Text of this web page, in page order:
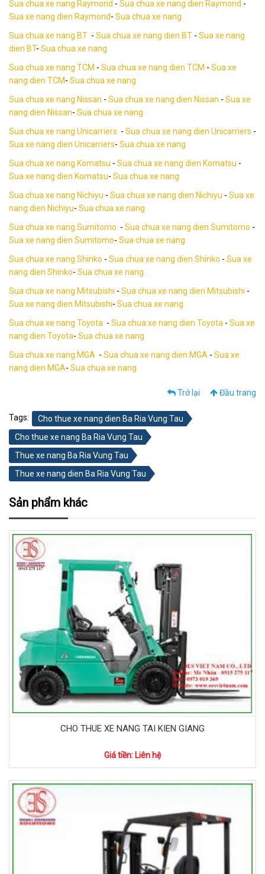
Sua chua xe nang Raymond - Sua chua xe nang dien Raymond -
Sua xe nang dien Raymond- Sua chua xe nang
Sua chua xe nang BT - Sua chua xe nang dien BT - Sua xe nang
dien BT- Sua chua xe nang
Sua chua xe nang TCM - Sua chua xe nang dien TCM - Sua xe
nang dien TCM- Sua chua xe nang
Sua chua xe nang Nissan - Sua chua xe nang dien Nissan - Sua xe
nang dien Nissan- Sua chua xe nang
Sua chua xe nang Unicarriers - Sua chua xe nang dien Unicarriers -
Sua xe nang dien Unicarriers- Sua chua xe nang
Sua chua xe nang Komatsu - Sua chua xe nang dien Komatsu -
Sua xe nang dien Komatsu- Sua chua xe nang
Sua chua xe nang Nichiyu - Sua chua xe nang dien Nichiyu - Sua xe
nang dien Nichiyu- Sua chua xe nang
Sua chua xe nang Sumitomo - Sua chua xe nang dien Sumitomo -
Sua xe nang dien Sumitomo- Sua chua xe nang
Sua chua xe nang Shinko - Sua chua xe nang dien Shinko - Sua xe
nang dien Shinko- Sua chua xe nang
Sua chua xe nang Mitsubishi - Sua chua xe nang dien Mitsubishi -
Sua xe nang dien Mitsubishi- Sua chua xe nang
Sua chua xe nang Toyota - Sua chua xe nang dien Toyota - Sua xe
nang dien Toyota- Sua chua xe nang
Sua chua xe nang MGA - Sua chua xe nang dien MGA - Sua xe
nang dien MGA- Sua chua xe nang
Trở lại Đầu trang
Tags:
Cho thue xe nang dien Ba Ria Vung Tau
Cho thue xe nang Ba Ria Vung Tau
Thue xe nang Ba Ria Vung Tau
Thue xe nang dien Ba Ria Vung Tau
Sản phẩm khác
CHO THUE XE NANG TAI KIEN GIANG
Giá tiền: Liên hệ